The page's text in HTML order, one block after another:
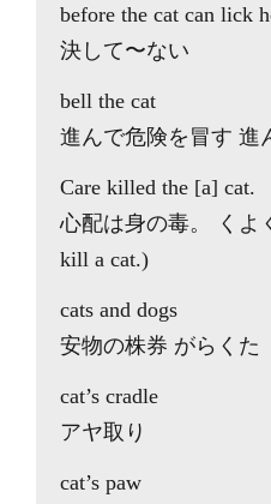
before the cat can lick
決して〜ない
bell the cat
進んで危険を冒す 進
Care killed the [a] cat.
心配は身の毒。 くよ
kill a cat.)
cats and dogs
安物の株券 がらくた
cat’s cradle
アヤ取り
cat’s paw